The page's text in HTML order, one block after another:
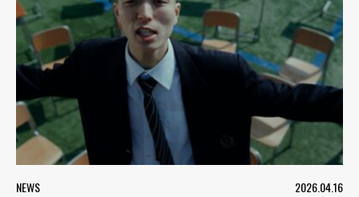
NEWS 2026.04.16